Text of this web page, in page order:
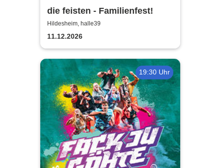
die feisten - Familienfest!
Hildesheim, halle39
11.12.2026
19:30 Uhr